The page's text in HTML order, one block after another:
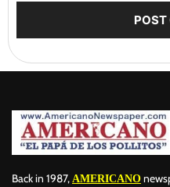
Back in 1987, AMERICANO